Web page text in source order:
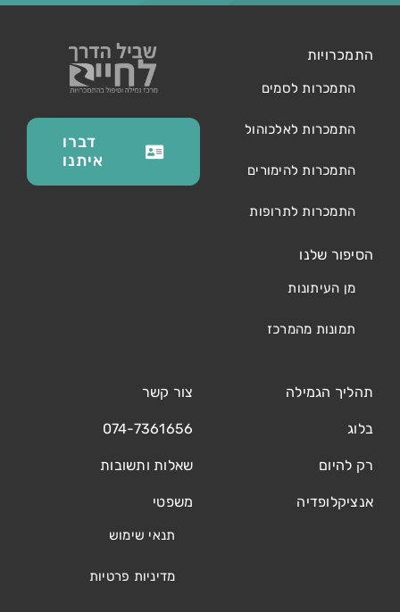
התמכרויות
התמכרות לסמים
התמכרות לאלכוהול
התמכרות להימורים
התמכרות לתרופות
הסיפור שלנו
מן העיתונות
תמונות מהמרכז
תהליך הגמילה
בלוג
רק להיום
אנציקלופדיה
צור קשר
074-7361656
שאלות ותשובות
משפטי
תנאי שימוש
מדיניות פרטיות
דברו
איתנו